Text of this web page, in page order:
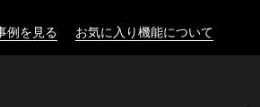
例を見る お気に入り機能について